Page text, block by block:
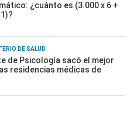
¿cuánto es (3.000 x 6 +
DE SALUD
de Psicología sacó el mejor
residencias médicas de